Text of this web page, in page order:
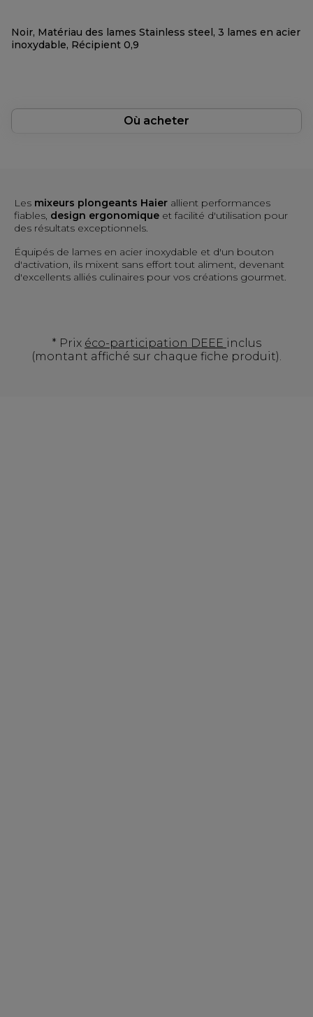
Noir, Matériau des lames Stainless steel, 3 lames en acier
inoxydable, Récipient 0,9
Où acheter
Les mixeurs plongeants Haier allient performances
fiables, design ergonomique et facilité d'utilisation pour
des résultats exceptionnels.
Équipés de lames en acier inoxydable et d'un bouton
d'activation, ils mixent sans effort tout aliment, devenant
d'excellents alliés culinaires pour vos créations gourmet.
* Prix éco-participation DEEE inclus
(montant affiché sur chaque fiche produit).